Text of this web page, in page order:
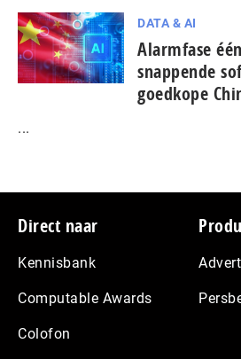
DATA & AI
Alarmfase
snap­pen­de
goedkope
...
Footer
Direct naar
Kennisbank
Computable Awards
Colofon